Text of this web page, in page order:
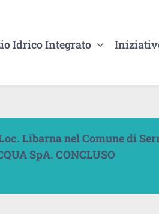
Idrico Integrato
Libarna nel Comune di
SpA. CONCLUSO